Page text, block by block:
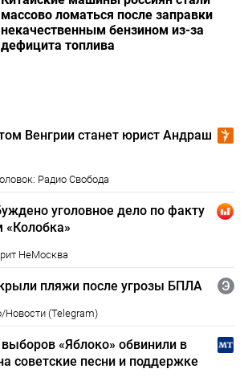
массово ломаться после заправки
некачественным бензином из-за
дефицита топлива